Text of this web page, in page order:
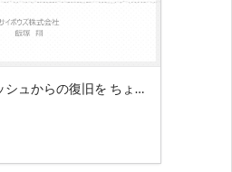
MySQL のクラッシュからの復旧を ちょっとだけ速くする裏技